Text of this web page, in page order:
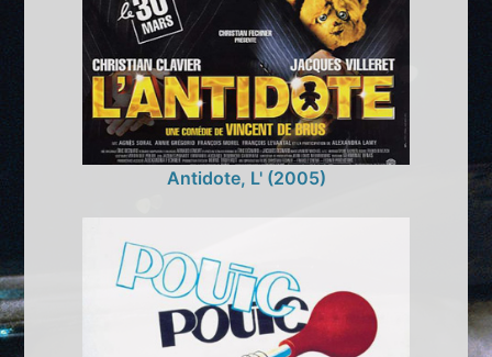
Antidote, L' (2005)